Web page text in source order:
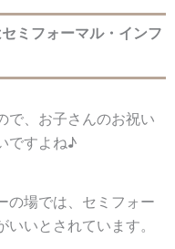
ミフォーマル・インフ
で、お子さんのお祝い
ですよね♪
の場では、セミフォー
いとされています。